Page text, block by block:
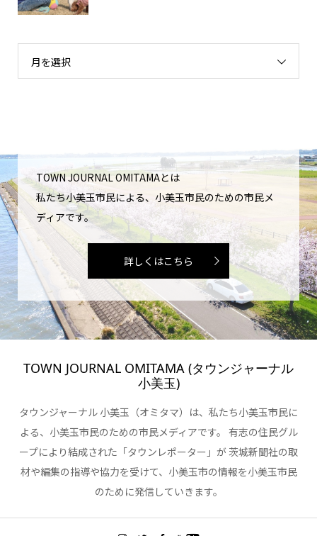
月を選択
TOWN JOURNAL OMITAMAとは
私たち小美玉市民による、小美玉市民のための市民メ
ディアです。
詳しくはこちら
TOWN JOURNAL OMITAMA (タウンジャーナル
小美玉)
タウンジャーナル 小美玉（オミタマ）は、私たち小美玉市民に
よる、小美玉市民のための市民メディアです。 有志の住民グル
ープにより結成された「タウンレポーター」が 茨城新聞社の取
材や編集の指導や協力を受けて、小美玉市の情報を小美玉市民
のために発信していきます。